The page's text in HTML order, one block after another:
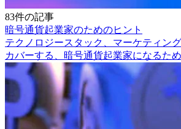
83件の記事
暗号通貨起業家のためのヒント
テクノロジースタック、マーケティン
カバーする、暗号通貨起業家になるた